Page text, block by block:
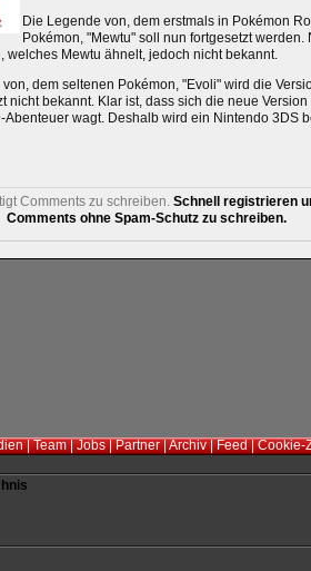
Die Legende von, dem erstmals in Pokémon
Pokémon, "Mewtu" soll nun fortgesetzt
welches Mewtu ähnelt, jedoch nicht bekannt.
dem seltenen Pokémon, "Evoli" wird die
nicht bekannt. Klar ist, dass sich die neue
wagt. Deshalb wird ein Nintendo 3DS
Comments zu schreiben. Schnell registrieren
Comments ohne Spam-Schutz zu schreiben.
|Team|Jobs|Partner|Archiv|Feed|Cookie-